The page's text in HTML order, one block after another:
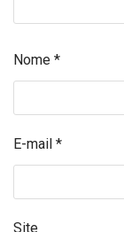
Nome *
E-mail *
Site